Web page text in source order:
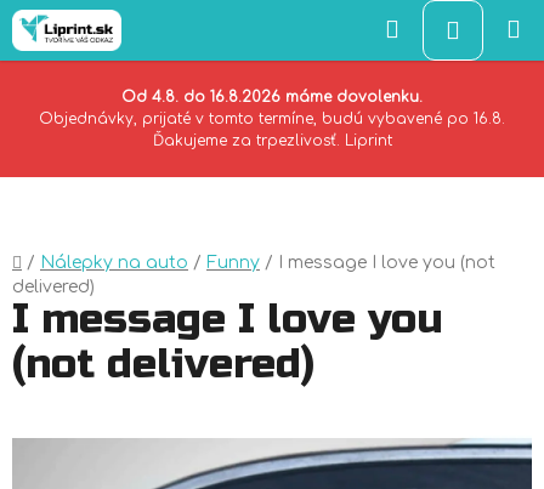
Od 4.8. do 16.8.2026 máme dovolenku.
Objednávky, prijaté v tomto termíne, budú vybavené po 16.8.
Ďakujeme za trpezlivosť. Liprint
Hľadať
KOŠÍK
Domov
/ Nálepky na auto / Funny /
I message I love you (not
delivered)
I message I love you
(not delivered)